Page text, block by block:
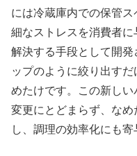
には冷蔵庫内での保管
細なストレスを消費者
解決する手段として開
ップのように絞り出す
めたけです。この新し
変更にとどまらず、な
し、調理の効率化にも寄